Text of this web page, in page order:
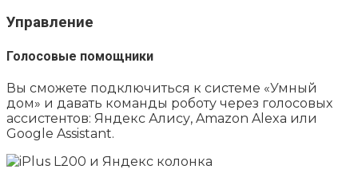
Управление
Голосовые помощники
Вы сможете подключиться к системе «Умный
дом» и давать команды роботу через голосовых
ассистентов: Яндекс Алису, Amazon Alexa или
Google Assistant.